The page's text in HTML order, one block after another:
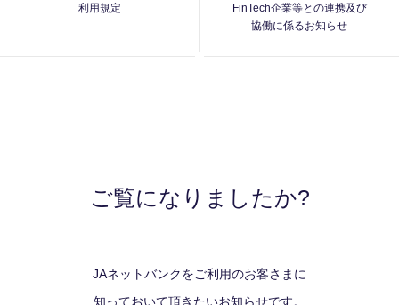
利用規定
FinTech企業等との連携及び
協働に係るお知らせ
ご覧になりましたか?
JAネットバンクをご利用のお客さまに
知っておいて頂きたいお知らせです。